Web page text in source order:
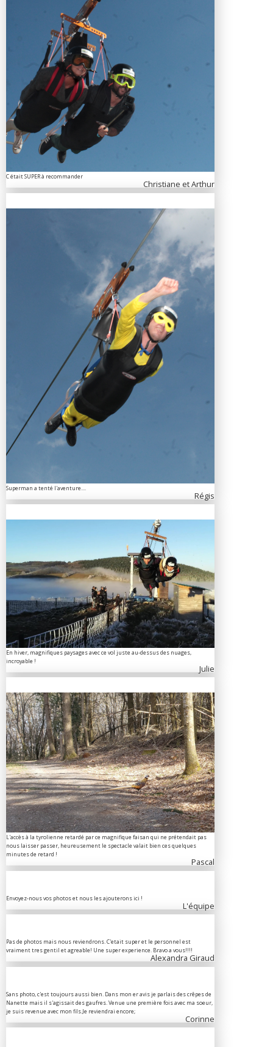
C était SUPER à recommander
Christiane et Arthur
Superman a tenté l'aventure....
Régis
En hiver, magnifiques paysages avec ce vol juste au-dessus des nuages,
incroyable !
Julie
L'accès à la tyrolienne retardé par ce magnifique faisan qui ne prétendait pas
nous laisser passer, heureusement le spectacle valait bien ces quelques
minutes de retard !
Pascal
Envoyez-nous vos photos et nous les ajouterons ici !
L'équipe
Pas de photos mais nous reviendrons. C'etait super et le personnel est
vraiment tres gentil et agreable! Une super experience. Bravo a vous!!!!
Alexandra Giraud
Sans photo, c'est toujours aussi bien. Dans mon er avis je parlais des crêpes de
Nanette mais il s'agissait des gaufres. Venue une première fois avec ma soeur,
je suis revenue avec mon fils.Je reviendrai encore;
Corinne